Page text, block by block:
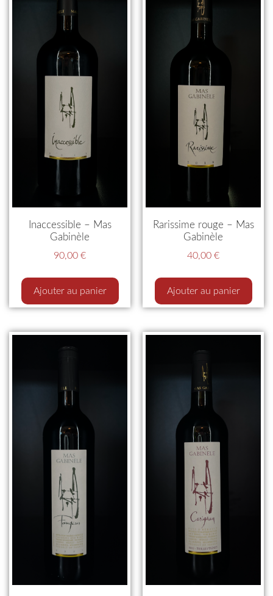
Inaccessible – Mas
Gabinèle
90,00 €
Ajouter au panier
Rarissime rouge – Mas
Gabinèle
40,00 €
Ajouter au panier